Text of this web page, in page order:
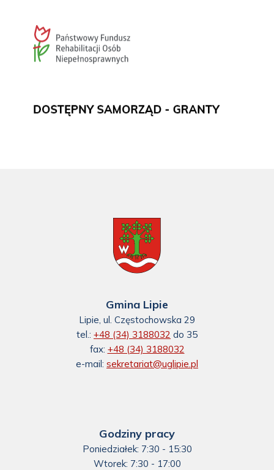
Gmina Lipie
Lipie, ul. Częstochowska 29
tel.: +48 (34) 3188032 do 35
fax: +48 (34) 3188032
e-mail: sekretariat@uglipie.pl
Godziny pracy
Poniedziałek: 7:30 - 15:30
Wtorek: 7:30 - 17:00
Serwis używa plików cookies m.in. po to, aby lepiej dostosować ją do potrzeb
użytkowników. Cookies to niewielkie pliki tekstowe wysyłane do urządzenia internauty
za pośrednictwem odwiedzanego przez niego serwisu internetowego. Więcej informacji
dostępnych jest w naszejpolityce strony internetowej i cookies